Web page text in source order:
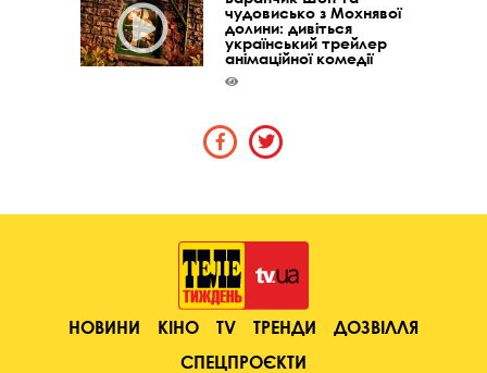
чудовисько з Мохнявої
долини: дивіться
український трейлер
анімаційної комедії
НОВИНИ КІНО TV ТРЕНДИ
ДОЗВІЛЛЯ
СПЕЦПРОЄКТИ